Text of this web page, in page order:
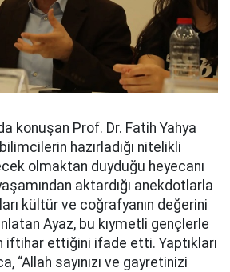
konuşan Prof. Dr. Fatih Yahya
hazırladığı nitelikli
olmaktan duyduğu heyecanı
aktardığı anekdotlarla
kültür ve coğrafyanın değerini
Ayaz, bu kıymetli gençlerle
iftihar ettiğini ifade etti. Yaptıkları
“Allah sayınızı ve gayretinizi